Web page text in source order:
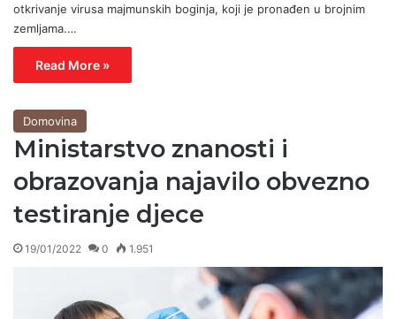
otkrivanje virusa majmunskih boginja, koji je pronađen u brojnim
zemljama.…
Read More »
Domovina
Ministarstvo znanosti i
obrazovanja najavilo obvezno
testiranje djece
19/01/2022 0 1.951